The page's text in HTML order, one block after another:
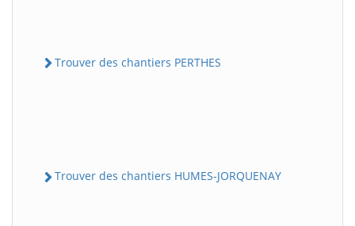
Trouver des chantiers PERTHES
Trouver des chantiers HUMES-JORQUENAY